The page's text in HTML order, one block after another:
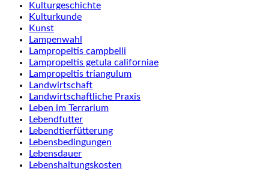
Kulturgeschichte
Kulturkunde
Kunst
Lampenwahl
Lampropeltis campbelli
Lampropeltis getula californiae
Lampropeltis triangulum
Landwirtschaft
Landwirtschaftliche Praxis
Leben im Terrarium
Lebendfutter
Lebendtierfütterung
Lebensbedingungen
Lebensdauer
Lebenshaltungskosten